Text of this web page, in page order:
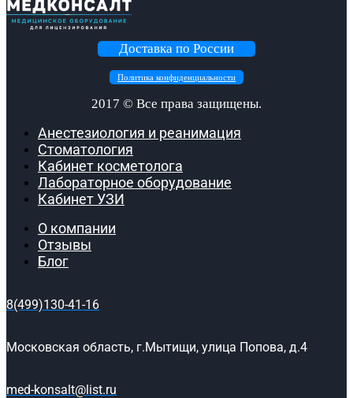
Доставка по России
Политика конфиденциальности
2017 © Все права защищены.
Анестезиология и реанимация
Стоматология
Кабинет косметолога
Лабораторное оборудование
Кабинет УЗИ
О компании
Отзывы
Блог
8(499)130-41-16
Московская область, г.Мытищи, улица Попова, д.4
med-konsalt@list.ru